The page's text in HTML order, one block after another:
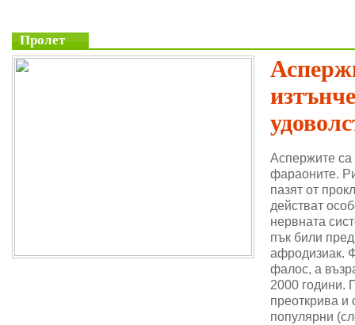
Пролет
Аспержите
фараоните.
пазят от
действат
нервната
пък били
афродизиак.
фалос, а
2000 години.
преоткрива и
популярни